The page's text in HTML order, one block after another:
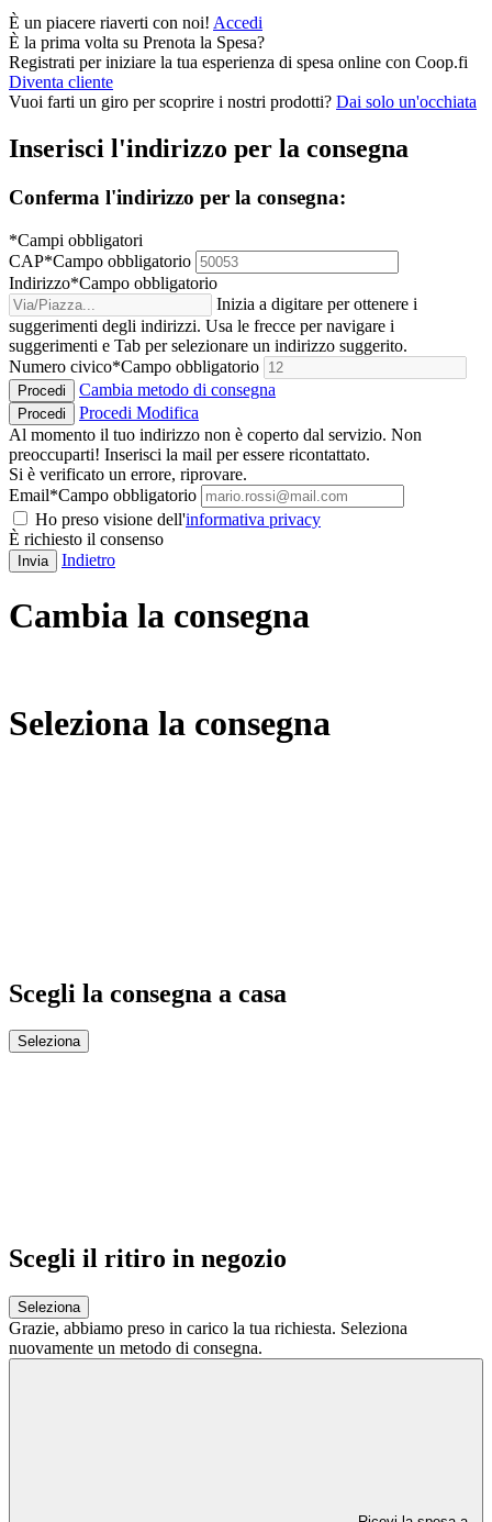
È un piacere riaverti con noi! Accedi
È la prima volta su Prenota la Spesa?
Registrati per iniziare la tua esperienza di spesa online con Coop.fi
Diventa cliente
Vuoi farti un giro per scoprire i nostri prodotti? Dai solo un'occhiata
Inserisci l'indirizzo per la consegna
Conferma l'indirizzo per la consegna:
*Campi obbligatori
CAP*Campo obbligatorio
Indirizzo*Campo obbligatorio
Inizia a digitare per ottenere i
suggerimenti degli indirizzi. Usa le frecce per navigare i
suggerimenti e Tab per selezionare un indirizzo suggerito.
Numero civico*Campo obbligatorio
Procedi Cambia metodo di consegna
Procedi Procedi Modifica
Al momento il tuo indirizzo non è coperto dal servizio. Non
preoccuparti! Inserisci la mail per essere ricontattato.
Si è verificato un errore, riprovare.
Email*Campo obbligatorio
Ho preso visione dell'informativa privacy
È richiesto il consenso
Invia Indietro
Cambia la consegna
Seleziona la consegna
Scegli la consegna a casa
Seleziona
Scegli il ritiro in negozio
Seleziona
Grazie, abbiamo preso in carico la tua richiesta. Seleziona
nuovamente un metodo di consegna.